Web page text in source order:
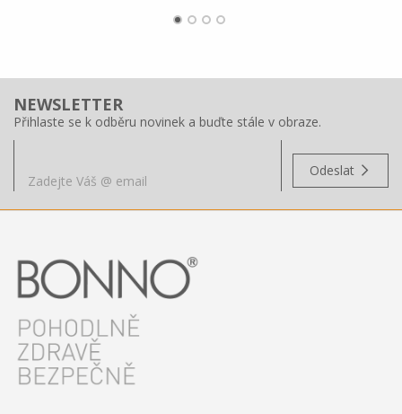
NEWSLETTER
Přihlaste se k odběru novinek a buďte stále v obraze.
Odeslat